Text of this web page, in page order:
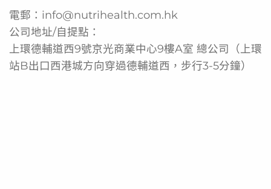
多種口味選擇，其中3款與癌症病人攜手研發，適合治療期
間味覺轉變的病人
— 原味 : 沒有額外添加調味，適合口中有金屬鐵銹味或對味
蕾特別敏感的病人
— 淡薑味：稍微温暖的口感，對於患者有時覺得食物平淡
電郵： info@nutrihealth.com.hk
公司地址/自提點：
上環德輔道西9號京光商業中心9樓A室 總公司（上環
站B出口西港城方向穿過德輔道西，步行3-5分鐘）